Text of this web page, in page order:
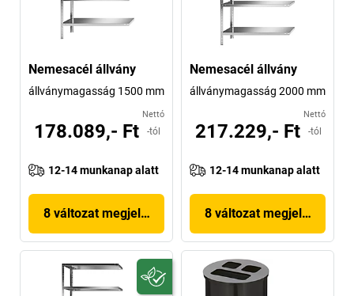
Nemesacél állvány
állványmagasság 1500 mm
Nettó
178.089,- Ft -tól
12-14 munkanap alatt
8 változat megjelenítése
Nemesacél állvány
állványmagasság 2000 mm
Nettó
217.229,- Ft -tól
12-14 munkanap alatt
8 változat megjelenítése